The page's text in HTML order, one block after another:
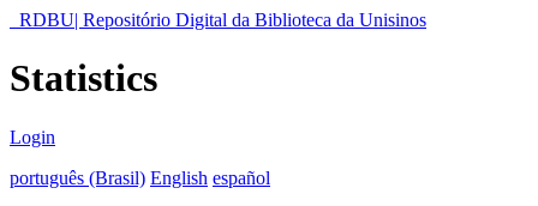
RDBU| Repositório Digital da Biblioteca da Unisinos
Statistics
Login
português (Brasil) English español